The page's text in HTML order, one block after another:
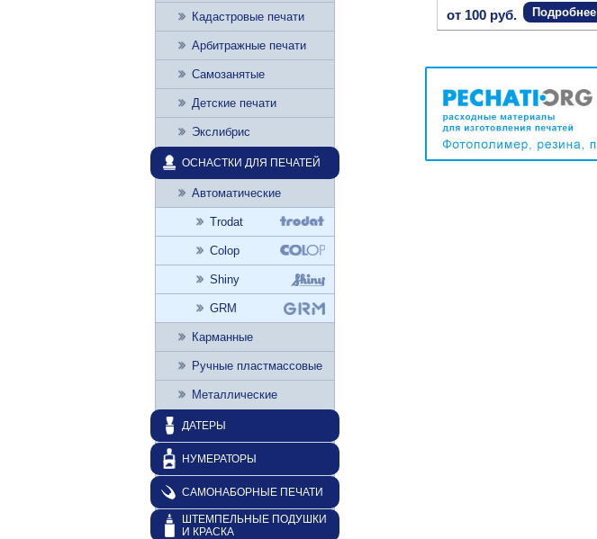
от 100 руб. Подробнее
Кадастровые печати
Арбитражные печати
Самозанятые
Детские печати
Экслибрис
ОСНАСТКИ ДЛЯ ПЕЧАТЕЙ
Автоматические
Trodat
Colop
Shiny
GRM
Карманные
Ручные пластмассовые
Металлические
ДАТЕРЫ
НУМЕРАТОРЫ
САМОНАБОРНЫЕ ПЕЧАТИ
ШТЕМПЕЛЬНЫЕ ПОДУШКИ
И КРАСКА